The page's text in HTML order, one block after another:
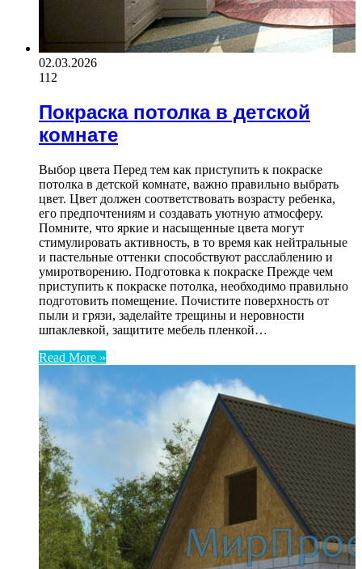
02.03.2026
112
Покраска потолка в детской
комнате
Выбор цвета Перед тем как приступить к покраске
потолка в детской комнате, важно правильно выбрать
цвет. Цвет должен соответствовать возрасту ребенка,
его предпочтениям и создавать уютную атмосферу.
Помните, что яркие и насыщенные цвета могут
стимулировать активность, в то время как нейтральные
и пастельные оттенки способствуют расслаблению и
умиротворению. Подготовка к покраске Прежде чем
приступить к покраске потолка, необходимо правильно
подготовить помещение. Почистите поверхность от
пыли и грязи, заделайте трещины и неровности
шпаклевкой, защитите мебель пленкой…
Read More »